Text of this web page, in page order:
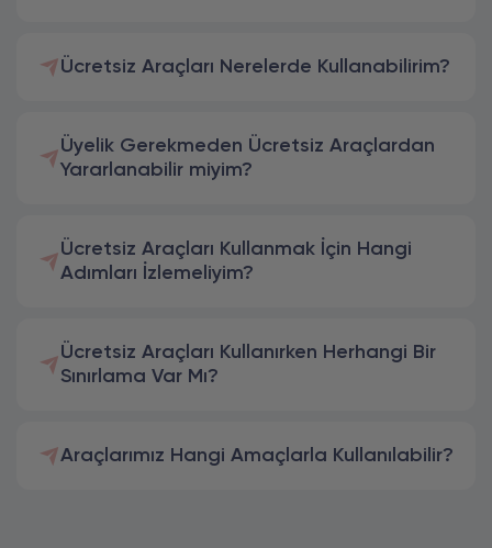
Ücretsiz Araçları Nerelerde Kullanabilirim?
Üyelik Gerekmeden Ücretsiz Araçlardan
Yararlanabilir miyim?
Ücretsiz Araçları Kullanmak İçin Hangi
Adımları İzlemeliyim?
Ücretsiz Araçları Kullanırken Herhangi Bir
Sınırlama Var Mı?
Araçlarımız Hangi Amaçlarla Kullanılabilir?